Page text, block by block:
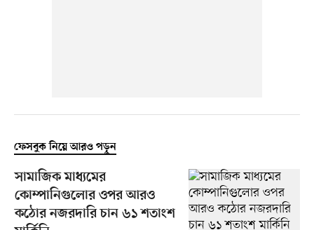
ফেসবুক নিয়ে আরও পড়ুন
সামাজিক মাধ্যমের
কোম্পানিগুলোর ওপর আরও
কঠোর নজরদারি চান ৬১ শতাংশ